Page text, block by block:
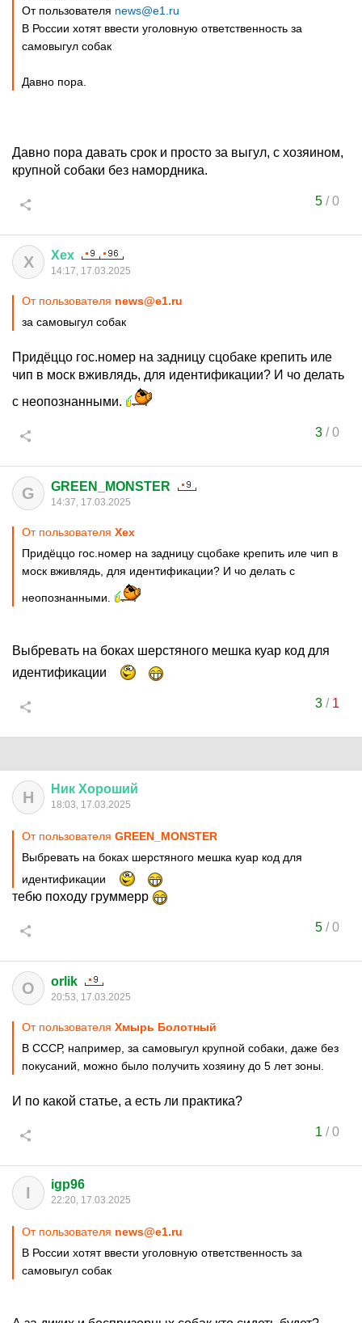
От пользователя news@e1.ru
В России хотят ввести уголовную ответственность за
самовыгул собак
Давно пора.
Давно пора давать срок и просто за выгул, с хозяином,
крупной собаки без намордника.
5/0
Х Хех
14:17, 17.03.2025
От пользователя news@e1.ru
за самовыгул собак
Придёццо гос.номер на задницу сцобаке крепить иле
чип в моск вживлядь, для идентификации? И чо делать
с неопознанными.
3/0
G GREEN_MONSTER
14:37, 17.03.2025
От пользователя Хех
Придёццо гос.номер на задницу сцобаке крепить иле чип в
моск вживлядь, для идентификации? И чо делать с
неопознанными.
Выбревать на боках шерстяного мешка куар код для
идентификации
3/ 1
Н Ник Хороший
18:03, 17.03.2025
От пользователя GREEN_MONSTER
Выбревать на боках шерстяного мешка куар код для
идентификации
тебю походу груммерр
5/0
O orlik
20:53, 17.03.2025
От пользователя Хмырь Болотный
В СССР, например, за самовыгул крупной собаки, даже без
покусаний, можно было получить хозяину до 5 лет зоны.
И по какой статье, а есть ли практика?
1 /0
I igp96
22:20, 17.03.2025
От пользователя news@e1.ru
В России хотят ввести уголовную ответственность за
самовыгул собак